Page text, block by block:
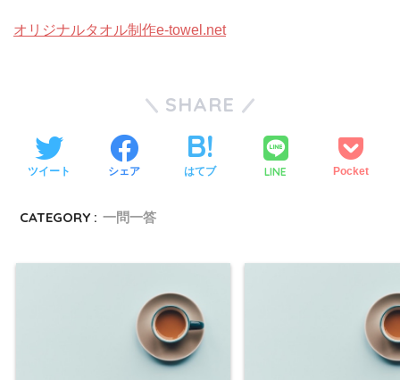
オリジナルタオル制作e-towel.net
SHARE
ツイート シェア はてブ LINE Pocket
CATEGORY : 一問一答